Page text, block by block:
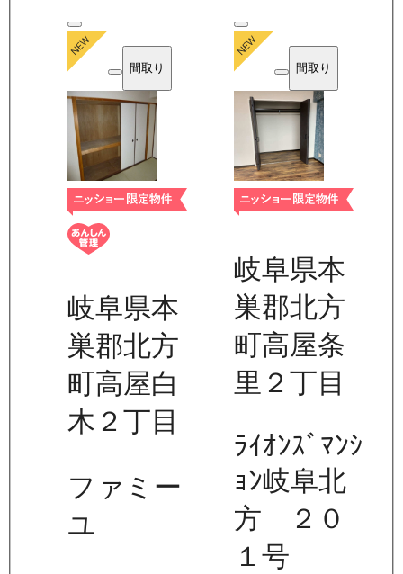
間取り
岐阜県本
巣郡北方
町高屋白
木２丁目
ファミー
ユ
間取り
岐阜県本
巣郡北方
町高屋条
里２丁目
ﾗｲｵﾝｽﾞﾏﾝｼ
ｮﾝ岐阜北
方 ２０
１号